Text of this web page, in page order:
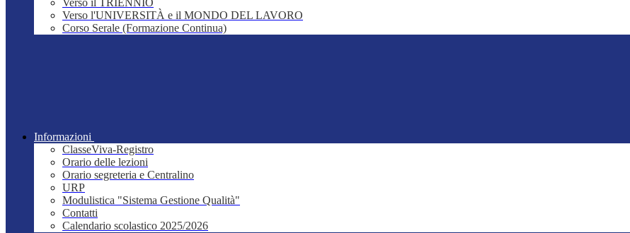
Verso il TRIENNIO
Verso l'UNIVERSITÀ e il MONDO DEL LAVORO
Corso Serale (Formazione Continua)
Informazioni
ClasseViva-Registro
Orario delle lezioni
Orario segreteria e Centralino
URP
Modulistica "Sistema Gestione Qualità"
Contatti
Calendario scolastico 2025/2026